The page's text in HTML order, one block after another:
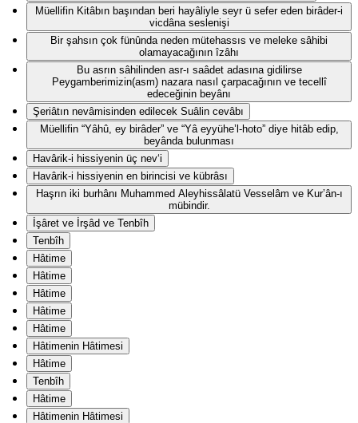
Müellifin Kitâbın başından beri hayâliyle seyr ü sefer eden birâder-i
vicdâna seslenişi
Bir şahsın çok fünûnda neden mütehassıs ve meleke sâhibi
olamayacağının îzâhı
Bu asrın sâhilinden asr-ı saâdet adasına gidilirse
Peygamberimizin(asm) nazara nasıl çarpacağının ve tecellî
edeceğinin beyânı
Şeriâtın nevâmisinden edilecek Suâlin cevâbı
Müellifin “Yâhû, ey birâder” ve “Yâ eyyühe’l-hoto” diye hitâb edip,
beyânda bulunması
Havârik-i hissiyenin üç nev‘i
Havârik-i hissiyenin en birincisi ve kübrâsı
Haşrın iki burhânı Muhammed Aleyhissâlatü Vesselâm ve Kur’ân-ı
mübindir.
İşâret ve İrşâd ve Tenbîh
Tenbîh
Hâtime
Hâtime
Hâtime
Hâtime
Hâtime
Hâtimenin Hâtimesi
Hâtime
Tenbîh
Hâtime
Hâtimenin Hâtimesi